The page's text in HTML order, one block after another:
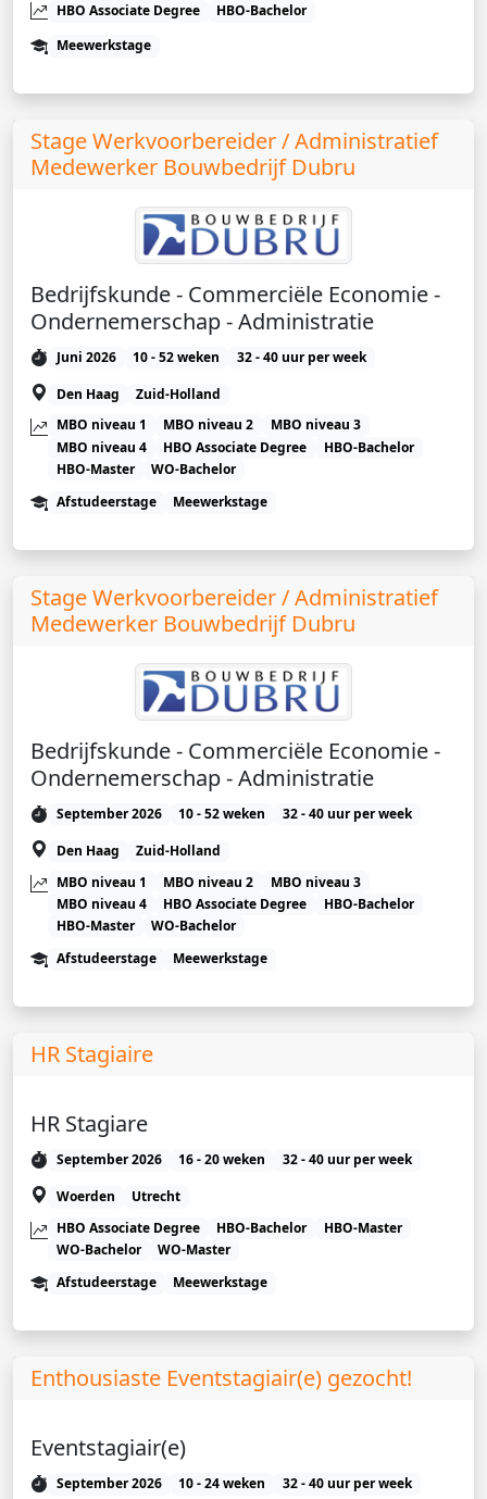
HBO Associate Degree
HBO-Bachelor
Meewerkstage
Stage Werkvoorbereider / Administratief
Medewerker Bouwbedrijf Dubru
Bedrijfskunde - Commerciële Economie -
Ondernemerschap - Administratie
Juni 2026 10 - 52 weken
32 - 40 uur per week
Den Haag
Zuid-Holland
MBO niveau 1
MBO niveau 2
MBO niveau 3
MBO niveau 4
HBO Associate Degree
HBO-Bachelor
HBO-Master
WO-Bachelor
Afstudeerstage
Meewerkstage
Stage Werkvoorbereider / Administratief
Medewerker Bouwbedrijf Dubru
Bedrijfskunde - Commerciële Economie -
Ondernemerschap - Administratie
September 2026 10 - 52 weken
32 - 40 uur per week
Den Haag
Zuid-Holland
MBO niveau 1
MBO niveau 2
MBO niveau 3
MBO niveau 4
HBO Associate Degree
HBO-Bachelor
HBO-Master
WO-Bachelor
Afstudeerstage
Meewerkstage
HR Stagiaire
HR Stagiare
September 2026 16 - 20 weken
32 - 40 uur per week
Woerden
Utrecht
HBO Associate Degree
HBO-Bachelor
HBO-Master
WO-Bachelor
WO-Master
Afstudeerstage
Meewerkstage
Enthousiaste Eventstagiair(e) gezocht!
Eventstagiair(e)
September 2026 10 - 24 weken 32 - 40 uur per week